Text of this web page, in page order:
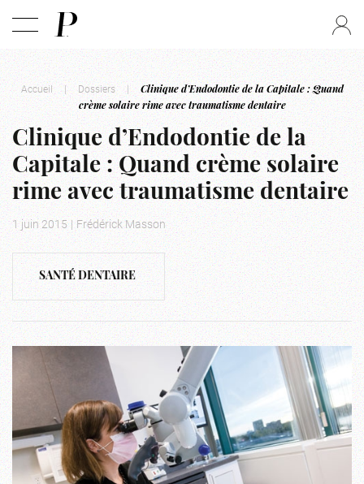
Accueil | Dossiers |
Clinique d’Endodontie de la Capitale : Quand
crème solaire rime avec traumatisme dentaire
Clinique d’Endodontie de la
Capitale : Quand crème solaire
rime avec traumatisme dentaire
1 juin 2015 | Frédérick Masson
SANTÉ DENTAIRE